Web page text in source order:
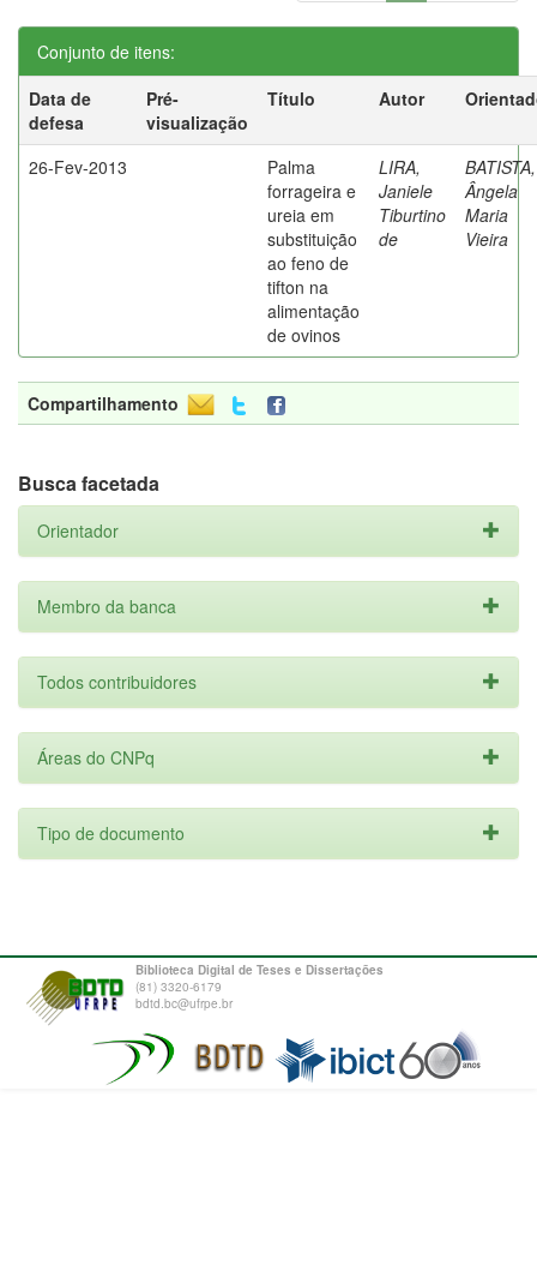
Conjunto de itens:
Data de
defesa
Pré-
visualização
Título Autor
26-Fev-2013
Palma
forrageira e
ureia em
substituição
ao feno de
tifton na
alimentação
de ovinos
LIRA,
Janiele
Tiburtino
de
BATISTA,
Ângela
Maria
Vieira
Compartilhamento
Busca facetada
Orientador
Membro da banca
Todos contribuidores
Áreas do CNPq
Tipo de documento
Biblioteca Digital de Teses e Dissertações
(81) 3320-6179
bdtd.bc@ufrpe.br